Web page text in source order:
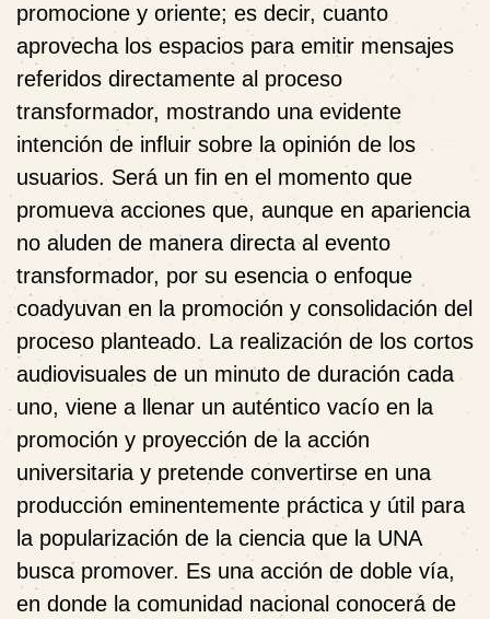
promocione y oriente; es decir, cuanto
aprovecha los espacios para emitir mensajes
referidos directamente al proceso
transformador, mostrando una evidente
intención de influir sobre la opinión de los
usuarios. Será un fin en el momento que
promueva acciones que, aunque en apariencia
no aluden de manera directa al evento
transformador, por su esencia o enfoque
coadyuvan en la promoción y consolidación del
proceso planteado. La realización de los cortos
audiovisuales de un minuto de duración cada
uno, viene a llenar un auténtico vacío en la
promoción y proyección de la acción
universitaria y pretende convertirse en una
producción eminentemente práctica y útil para
la popularización de la ciencia que la UNA
busca promover. Es una acción de doble vía,
en donde la comunidad nacional conocerá de